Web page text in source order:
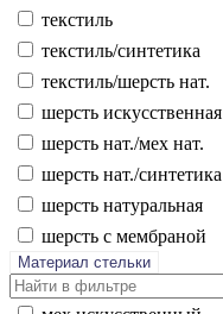
текс­тиль
текс­тиль/син­те­тика
текс­тиль/шерсть нат.
шерсть ис­кусс­твен­ная
шерсть нат./мех нат.
шерсть нат./син­те­тика
шерсть на­тураль­ная
шерсть с мемб­ра­ной
Материал стельки